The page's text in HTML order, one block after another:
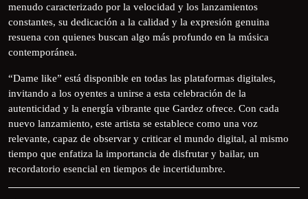
menudo caracterizado por la velocidad y los lanzamientos
constantes, su dedicación a la calidad y la expresión genuina
resuena con quienes buscan algo más profundo en la música
contemporánea.
“Dame like” está disponible en todas las plataformas digitales,
invitando a los oyentes a unirse a esta celebración de la
autenticidad y la energía vibrante que Gardez ofrece. Con cada
nuevo lanzamiento, este artista se establece como una voz
relevante, capaz de observar y criticar el mundo digital, al mismo
tiempo que enfatiza la importancia de disfrutar y bailar, un
recordatorio esencial en tiempos de incertidumbre.